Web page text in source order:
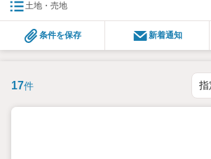
土地・売地
条件を保存 新着通知
17件